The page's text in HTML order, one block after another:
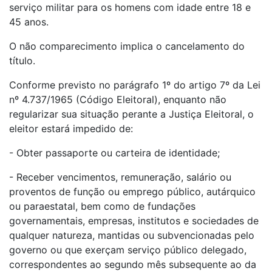
serviço militar para os homens com idade entre 18 e
45 anos.
O não comparecimento implica o cancelamento do
título.
Conforme previsto no parágrafo 1º do artigo 7º da Lei
nº 4.737/1965 (Código Eleitoral), enquanto não
regularizar sua situação perante a Justiça Eleitoral, o
eleitor estará impedido de:
- Obter passaporte ou carteira de identidade;
- Receber vencimentos, remuneração, salário ou
proventos de função ou emprego público, autárquico
ou paraestatal, bem como de fundações
governamentais, empresas, institutos e sociedades de
qualquer natureza, mantidas ou subvencionadas pelo
governo ou que exerçam serviço público delegado,
correspondentes ao segundo mês subsequente ao da